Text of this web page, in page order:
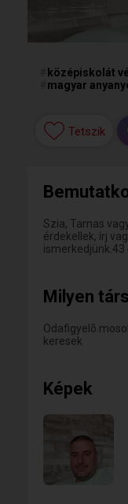
középiskolát
magyar
Tetszik
Szia, Tamas
érdekellek, írj
ismerkedjünk.43
Milyen
keresek
Képek